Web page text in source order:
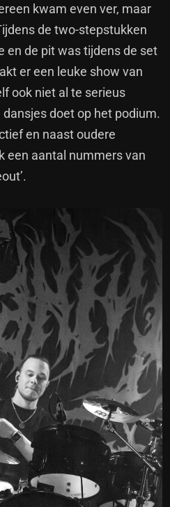
kwam even ver, maar
de two-stepstukken
en de pit was tijdens de set
er een leuke show van
ook niet al te serieus
doet op het podium.
en naast oudere
een aantal nummers van